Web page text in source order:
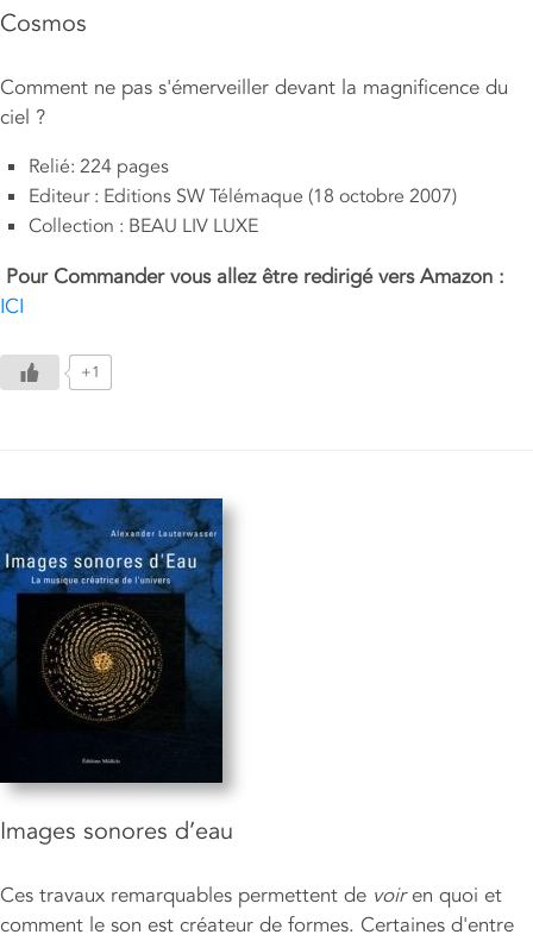
Cosmos
Comment ne pas s'émerveiller devant la magnificence du
ciel ?
Relié: 224 pages
Editeur : Editions SW Télémaque (18 octobre 2007)
Collection : BEAU LIV LUXE
Pour Commander vous allez être redirigé vers Amazon :
ICI
+1
Images sonores d’eau
Ces travaux remarquables permettent de voiren quoi et
comment le son est créateur de formes. Certaines d'entre